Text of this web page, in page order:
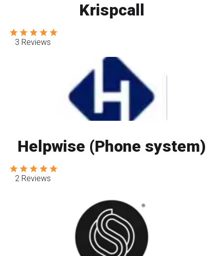
Krispcall
3 Reviews
Helpwise (Phone system)
2 Reviews